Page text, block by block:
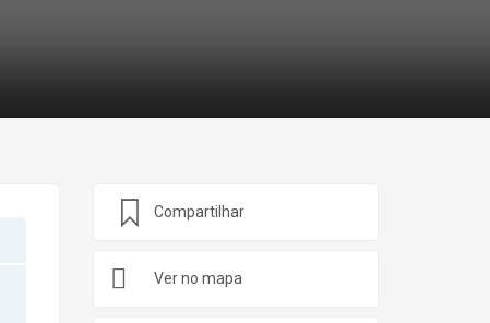
Compartilhar
Ver no mapa